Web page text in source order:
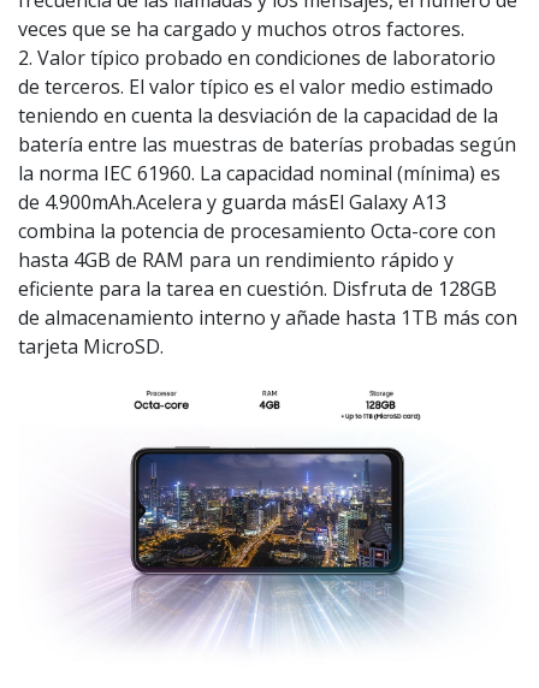
veces que se ha cargado y muchos otros factores.
2. Valor típico probado en condiciones de laboratorio
de terceros. El valor típico es el valor medio estimado
teniendo en cuenta la desviación de la capacidad de la
batería entre las muestras de baterías probadas según
la norma IEC 61960. La capacidad nominal (mínima) es
de 4.900mAh.Acelera y guarda másEl Galaxy A13
combina la potencia de procesamiento Octa-core con
hasta 4GB de RAM para un rendimiento rápido y
eficiente para la tarea en cuestión. Disfruta de 128GB
de almacenamiento interno y añade hasta 1TB más con
tarjeta MicroSD.